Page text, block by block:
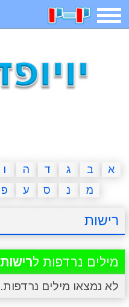
תפריט
איש תלוי מדריכים
יצירה משחקי בנות
א ב ג ד ה ו
מ
נ ס ע פ
רישות
מילים נרדפות לרישות
לא נמצאו מילים נרדפות.